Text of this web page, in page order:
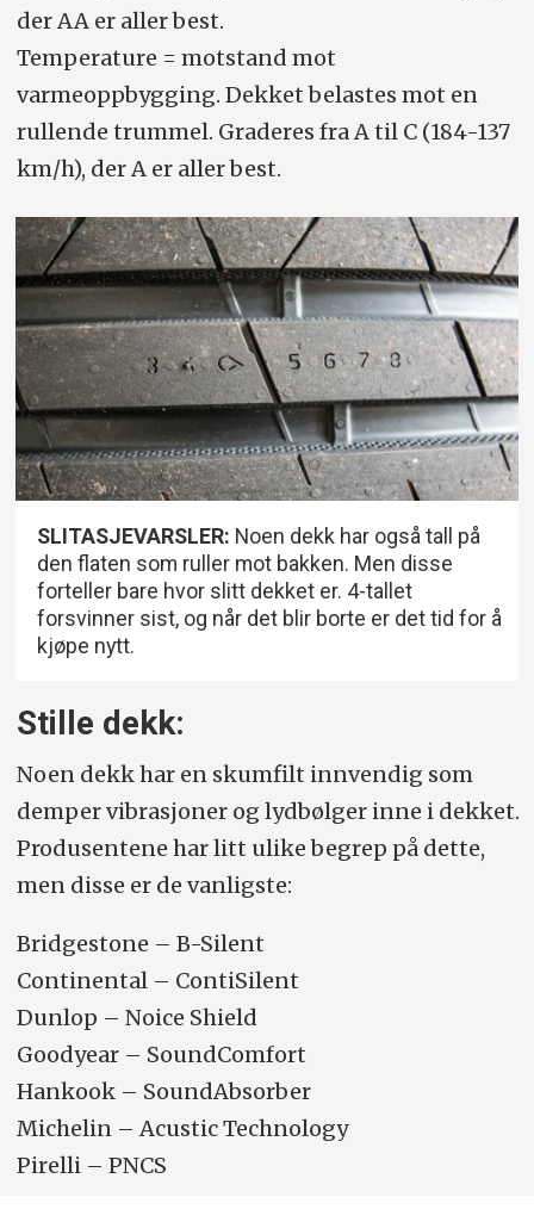
der AA er aller best.
Temperature = motstand mot
varmeoppbygging. Dekket belastes mot en
rullende trummel. Graderes fra A til C (184-137
km/h), der A er aller best.
SLITASJEVARSLER: Noen dekk har også tall på
den flaten som ruller mot bakken. Men disse
forteller bare hvor slitt dekket er. 4-tallet
forsvinner sist, og når det blir borte er det tid for å
kjøpe nytt.
Stille dekk:
Noen dekk har en skumfilt innvendig som
demper vibrasjoner og lydbølger inne i dekket.
Produsentene har litt ulike begrep på dette,
men disse er de vanligste:
Bridgestone – B-Silent
Continental – ContiSilent
Dunlop – Noice Shield
Goodyear – SoundComfort
Hankook – SoundAbsorber
Michelin – Acustic Technology
Pirelli – PNCS